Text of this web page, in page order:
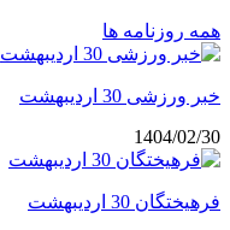
همه روزنامه ها
خبر ورزشی 30 اردیبهشت
1404/02/30
فرهیختگان 30 اردیبهشت